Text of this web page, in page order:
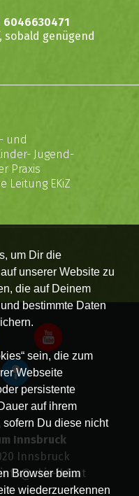
um Dir die
unserer Website zu
die auf Deinem
bestimmte Daten
sein, die zum
Webseite
persistente
auf ihrem
Du diese nicht
Browser beim
wiederzuerkennen
sobald genügend
und
Jugend-
Praxis
Leitung EKiZ
Innsbruck
Innsbruck
ibk.at